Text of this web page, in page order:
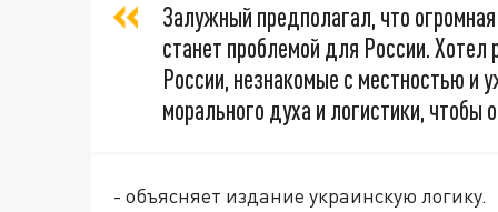
Залужный предполагал, что
станет проблемой для России.
России, незнакомые с местностью и
морального духа и логистики, чтобы
- объясняет издание украинскую логику.